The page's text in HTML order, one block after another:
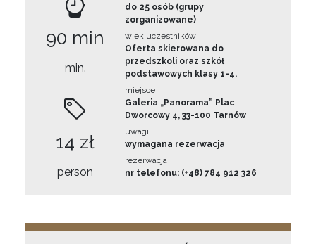
90 min
min.
14 zł
person
do 25 osób (grupy
zorganizowane)
wiek uczestników
Oferta skierowana do
przedszkoli oraz szkół
podstawowych klasy 1-4.
miejsce
Galeria „Panorama” Plac
Dworcowy 4, 33-100 Tarnów
uwagi
wymagana rezerwacja
rezerwacja
nr telefonu: (+48) 784 912 326